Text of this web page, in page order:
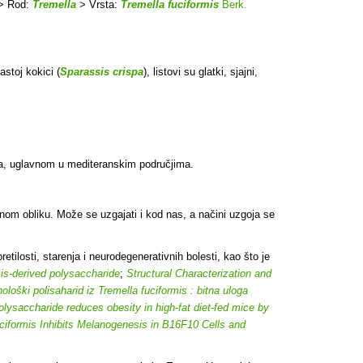
Rod: Tremella > Vrsta: Tremella fuciformis Berk.
kokici (Sparassis crispa), listovi su glatki, sjajni,
uglavnom u mediteranskim područjima.
obliku. Može se uzgajati i kod nas, a načini uzgoja se
starenja i neurodegenerativnih bolesti, kao što je
derived polysaccharide; Structural Characterization and
polisaharid iz Tremella fuciformis : bitna uloga
reduces obesity in high-fat diet-fed mice by
Inhibits Melanogenesis in B16F10 Cells and